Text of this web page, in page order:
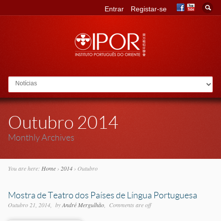
Go to:
Entrar Registar-se
Outubro 2014
Monthly Archives
You are here: Home› 2014› Outubro
Mostra de Teatro dos Países de Língua Portuguesa
Outubro 21, 2014 byAndré Mergulhão Comments are off